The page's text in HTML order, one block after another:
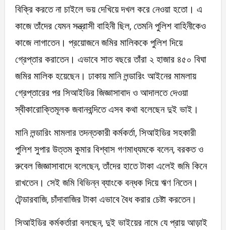
বিক্রি করতে না চাইলে ভয় দেখিয়ে দখল করে নেওয়া হতো। এ
কাজে তাঁদের যেমন সন্ত্রাসী বাহিনী ছিল, তেমনি পুলিশ বাহিনীকেও
কাজে লাগাতেন। প্রয়োজনে জমির মালিককে পুলিশ দিয়ে
গ্রেপ্তার করাতেন। এভাবে সাত বছরে তাঁরা ২ হাজার ৪৫০ বিঘা
জমির মালিক হয়েছেন। ঢাকায় মানি লন্ডারিং আইনের মামলায়
গ্রেপ্তারের পর সিআইডির জিজ্ঞাসাবাদ ও আদালতে দেওয়া
স্বীকারোক্তিমূলক জবানবন্দিতে এসব কথা বলেছেন দুই ভাই।
মানি লন্ডারিং মামলার তদন্তকারী কর্মকর্তা, সিআইডির সহকারী
পুলিশ সুপার উত্তম কুমার বিশ্বাস গণমাধ্যমকে বলেন, বরকত ও
রুবেল জিজ্ঞাসাবাদে বলেছেন, তাঁদের হাতে টাকা এলেই জমি কিনে
রাখতেন। সেই জমি বিভিন্ন ব্যাংকে বন্ধক দিয়ে ঋণ নিতেন।
টেন্ডারবাজি, চাঁদাবাজির টাকা এভাবে বৈধ করার চেষ্টা করতেন।
সিআইডির কর্মকর্তারা বলছেন, দুই ভাইয়ের নামে যে প্রায় আড়াই